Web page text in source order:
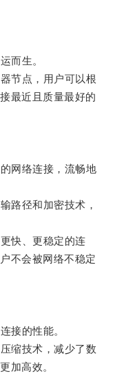
而生。
节点，用户可以根
最近且质量最好的
网络连接，流畅地
径和加密技术，
快、更稳定的连
不会被网络不稳定
接的性能。
缩技术，减少了数
加高效。